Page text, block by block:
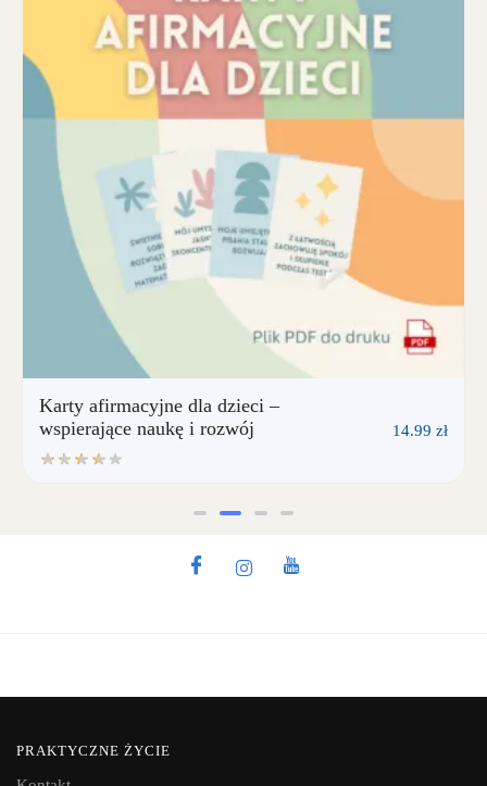
Otwarte rozmowy – 100 kart
do rozmów z dzieckiem (do
druku)